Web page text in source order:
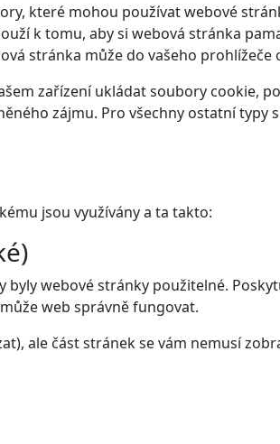
které mohou používat webové
k tomu, aby si webová stránka
stránka může do vašeho
zařízení ukládat soubory cookie,
zájmu. Pro všechny ostatní
jsou využívány a ta takto:
byly webové stránky použitelné.
web správně fungovat.
ale část stránek se vám nemusí